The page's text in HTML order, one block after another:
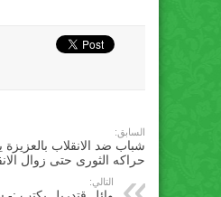
السابق:
شباب ضد الانقلاب بالعزيزة
حراكه الثورى حتى زوال
التالي: